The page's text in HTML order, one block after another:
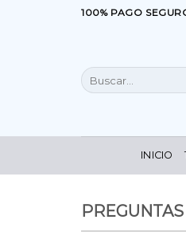
100% PAGO
Buscar
por:
INICIO